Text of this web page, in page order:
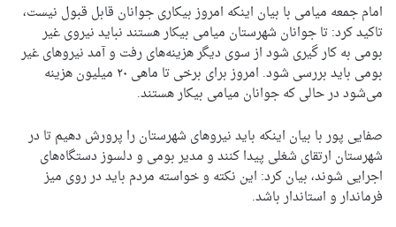
امام جمعه میامی با بیان اینکه امروز بیکاری جوانان قابل قبول نیست،
تاکید کرد: تا جوانان شهرستان میامی بیکار هستند نباید نیروی غیر
بومی به کار گیری شود از سوی دیگر هزینه‌های رفت و آمد نیروهای غیر
بومی باید بررسی شود. امروز برای برخی تا ماهی ۲۰ میلیون هزینه
می‌شود در حالی که جوانان میامی بیکار هستند.
صفایی پور با بیان اینکه باید نیروهای شهرستان را پرورش دهیم تا در
شهرستان ارتقای شغلی پیدا کنند و مدیر بومی و دلسوز دستگاه‌های
اجرایی شوند، بیان کرد: این نکته و خواسته مردم باید در روی میز
فرماندار و استاندار باشد.